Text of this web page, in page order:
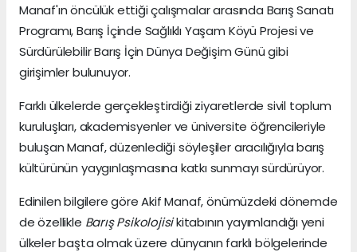
Manaf'ın öncülük ettiği çalışmalar arasında Barış Sanatı
Programı, Barış İçinde Sağlıklı Yaşam Köyü Projesi ve
Sürdürülebilir Barış İçin Dünya Değişim Günü gibi
girişimler bulunuyor.
Farklı ülkelerde gerçekleştirdiği ziyaretlerde sivil toplum
kuruluşları, akademisyenler ve üniversite öğrencileriyle
buluşan Manaf, düzenlediği söyleşiler aracılığıyla barış
kültürünün yaygınlaşmasına katkı sunmayı sürdürüyor.
Edinilen bilgilere göre Akif Manaf, önümüzdeki dönemde
de özellikle Barış Psikolojisikitabının yayımlandığı yeni
ülkeler başta olmak üzere dünyanın farklı bölgelerinde